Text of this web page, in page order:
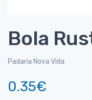
Bola
Padaria Nova Vida
0.35€